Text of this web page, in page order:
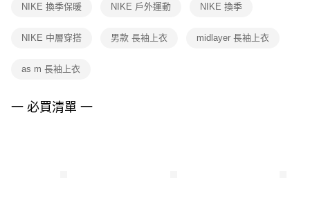
１．透過由恩沛科技股份有限公司提供之「AFTEE先享後付」服務完成之交
權轉讓予恩沛科技股份有限公司。
３．未成年的使用者請事先徵得法定代理人或監護人之同意方可使用
４．使用「AFTEE先享後付」時，將依據個別帳號之用戶狀況，依本公司即
NIKE 換季保暖 NIKE 戶外運動 NIKE 換季
NIKE 中層穿搭 男款 長袖上衣 midlayer 長袖上衣
as m 長袖上衣
一 必買清單 一